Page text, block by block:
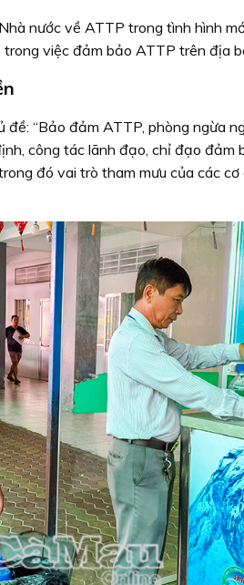
nước về ATTP trong tình hình
việc đảm bảo ATTP trên địa
“Bảo đảm ATTP, phòng ngừa
công tác lãnh đạo, chỉ đạo đảm
đó vai trò tham mưu của các